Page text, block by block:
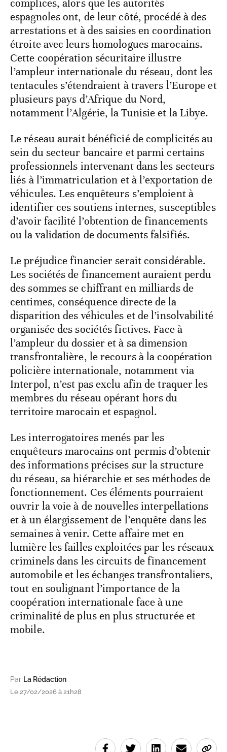
complices, alors que les autorités
espagnoles ont, de leur côté, procédé à des
arrestations et à des saisies en coordination
étroite avec leurs homologues marocains.
Cette coopération sécuritaire illustre
l’ampleur internationale du réseau, dont les
tentacules s’étendraient à travers l’Europe et
plusieurs pays d’Afrique du Nord,
notamment l’Algérie, la Tunisie et la Libye.
Le réseau aurait bénéficié de complicités au
sein du secteur bancaire et parmi certains
professionnels intervenant dans les secteurs
liés à l’immatriculation et à l’exportation de
véhicules. Les enquêteurs s’emploient à
identifier ces soutiens internes, susceptibles
d’avoir facilité l’obtention de financements
ou la validation de documents falsifiés.
Le préjudice financier serait considérable.
Les sociétés de financement auraient perdu
des sommes se chiffrant en milliards de
centimes, conséquence directe de la
disparition des véhicules et de l’insolvabilité
organisée des sociétés fictives. Face à
l’ampleur du dossier et à sa dimension
transfrontalière, le recours à la coopération
policière internationale, notamment via
Interpol, n’est pas exclu afin de traquer les
membres du réseau opérant hors du
territoire marocain et espagnol.
Les interrogatoires menés par les
enquêteurs marocains ont permis d’obtenir
des informations précises sur la structure
du réseau, sa hiérarchie et ses méthodes de
fonctionnement. Ces éléments pourraient
ouvrir la voie à de nouvelles interpellations
et à un élargissement de l’enquête dans les
semaines à venir. Cette affaire met en
lumière les failles exploitées par les réseaux
criminels dans les circuits de financement
automobile et les échanges transfrontaliers,
tout en soulignant l’importance de la
coopération internationale face à une
criminalité de plus en plus structurée et
mobile.
Par La Rédaction
Le 27/02/2026 à 21h28